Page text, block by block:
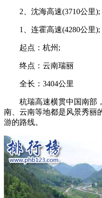
2、沈海高速(3710公里);
1、连霍高速(4280公里);
起点：杭州;
终点：云南瑞丽
全长：3404公里
杭瑞高速横贯中国南部，
南、云南等地都是风景秀丽
游的路线。